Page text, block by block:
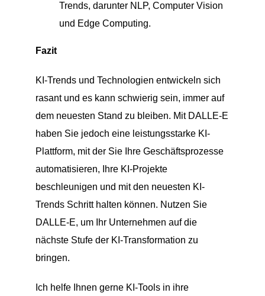
Trends, darunter NLP, Computer Vision
und Edge Computing.
Fazit
KI-Trends und Technologien entwickeln sich
rasant und es kann schwierig sein, immer auf
dem neuesten Stand zu bleiben. Mit DALLE-E
haben Sie jedoch eine leistungsstarke KI-
Plattform, mit der Sie Ihre Geschäftsprozesse
automatisieren, Ihre KI-Projekte
beschleunigen und mit den neuesten KI-
Trends Schritt halten können. Nutzen Sie
DALLE-E, um Ihr Unternehmen auf die
nächste Stufe der KI-Transformation zu
bringen.
Ich helfe Ihnen gerne KI-Tools in ihre